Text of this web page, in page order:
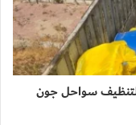
لتنظيف سواحل جون